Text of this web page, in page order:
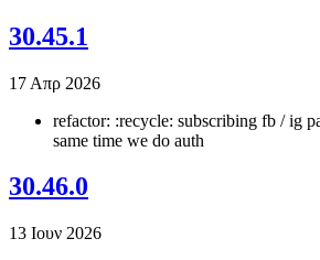
30.45.1
17 Απρ 2026
refactor: :recycle: subscribing fb / ig
same time we do auth
30.46.0
13 Ιουν 2026